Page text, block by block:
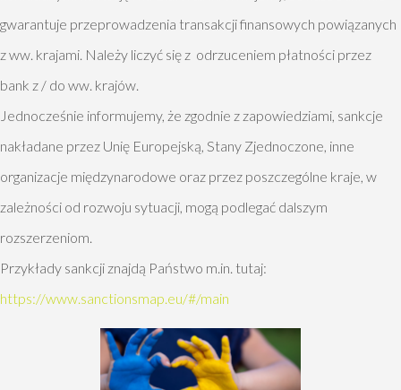
gwarantuje przeprowadzenia transakcji finansowych powiązanych
z ww. krajami. Należy liczyć się z odrzuceniem płatności przez
bank z / do ww. krajów.
Jednocześnie informujemy, że zgodnie z zapowiedziami, sankcje
nakładane przez Unię Europejską, Stany Zjednoczone, inne
organizacje międzynarodowe oraz przez poszczególne kraje, w
zależności od rozwoju sytuacji, mogą podlegać dalszym
rozszerzeniom.
Przykłady sankcji znajdą Państwo m.in. tutaj:
https://www.sanctionsmap.eu/#/main